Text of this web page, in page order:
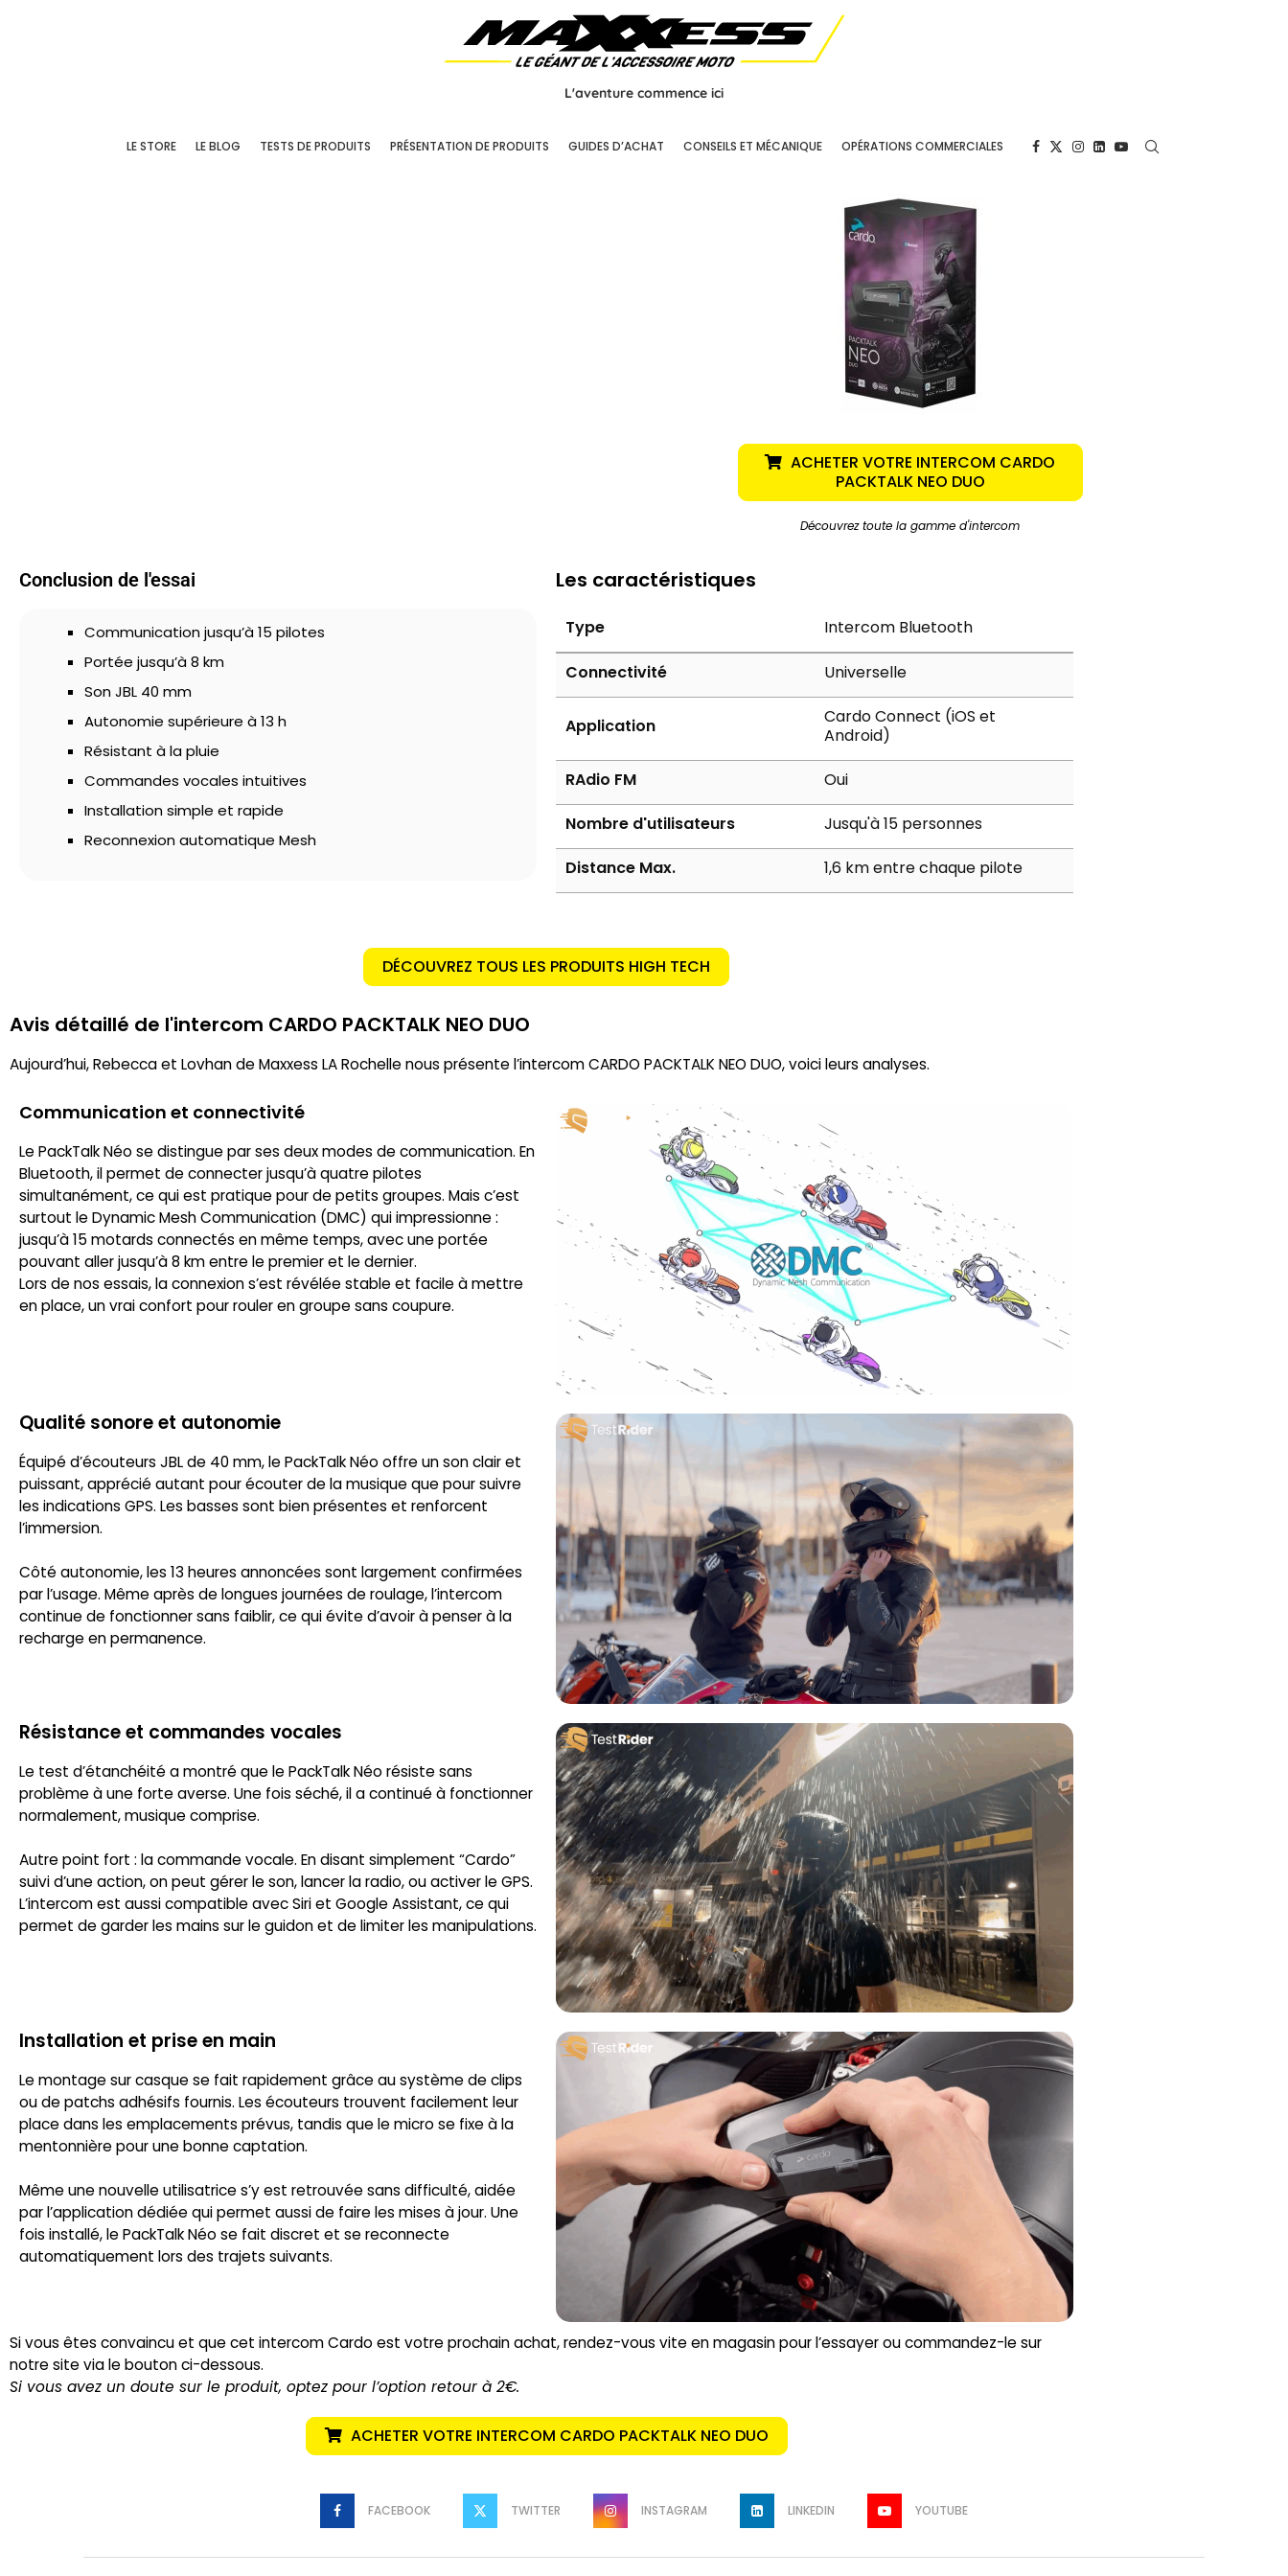
L'aventure commence ici
LE STORE LE BLOG TESTS DE PRODUITS PRÉSENTATION DE PRODUITS GUIDES D’ACHAT CONSEILS ET MÉCANIQUE OPÉRATIONS COMMERCIALES
ACHETER VOTRE INTERCOM CARDO
PACKTALK NEO DUO
Découvrez toute la gamme d'intercom
Conclusion de l'essai
Communication jusqu’à 15 pilotes
Portée jusqu’à 8 km
Son JBL 40 mm
Autonomie supérieure à 13 h
Résistant à la pluie
Commandes vocales intuitives
Installation simple et rapide
Reconnexion automatique Mesh
Les caractéristiques
Type Intercom Bluetooth
Connectivité Universelle
Application
Cardo Connect (iOS et
Android)
RAdio FM
Oui
Nombre d'utilisateurs
Jusqu'à 15 personnes
Distance Max.
1,6 km entre chaque pilote
DÉCOUVREZ TOUS LES PRODUITS HIGH TECH
Avis détaillé de l'intercom CARDO PACKTALK NEO DUO
Aujourd’hui, Rebecca et Lovhan de Maxxess LA Rochelle nous présente l’intercom CARDO PACKTALK NEO DUO, voici leurs analyses.
Communication et connectivité
Le PackTalk Néo se distingue par ses deux modes de communication. En
Bluetooth, il permet de connecter jusqu’à quatre pilotes
simultanément, ce qui est pratique pour de petits groupes. Mais c’est
surtout le Dynamic Mesh Communication (DMC) qui impressionne :
jusqu’à 15 motards connectés en même temps, avec une portée
pouvant aller jusqu’à 8 km entre le premier et le dernier.
Lors de nos essais, la connexion s’est révélée stable et facile à mettre
en place, un vrai confort pour rouler en groupe sans coupure.
Qualité sonore et autonomie
Équipé d’écouteurs JBL de 40 mm, le PackTalk Néo offre un son clair et
puissant, apprécié autant pour écouter de la musique que pour suivre
les indications GPS. Les basses sont bien présentes et renforcent
l’immersion.
Côté autonomie, les 13 heures annoncées sont largement confirmées
par l’usage. Même après de longues journées de roulage, l’intercom
continue de fonctionner sans faiblir, ce qui évite d’avoir à penser à la
recharge en permanence.
Résistance et commandes vocales
Le test d’étanchéité a montré que le PackTalk Néo résiste sans
problème à une forte averse. Une fois séché, il a continué à fonctionner
normalement, musique comprise.
Autre point fort : la commande vocale. En disant simplement “Cardo”
suivi d’une action, on peut gérer le son, lancer la radio, ou activer le GPS.
L’intercom est aussi compatible avec Siri et Google Assistant, ce qui
permet de garder les mains sur le guidon et de limiter les manipulations.
Installation et prise en main
Le montage sur casque se fait rapidement grâce au système de clips
ou de patchs adhésifs fournis. Les écouteurs trouvent facilement leur
place dans les emplacements prévus, tandis que le micro se fixe à la
mentonnière pour une bonne captation.
Même une nouvelle utilisatrice s’y est retrouvée sans difficulté, aidée
par l’application dédiée qui permet aussi de faire les mises à jour. Une
fois installé, le PackTalk Néo se fait discret et se reconnecte
automatiquement lors des trajets suivants.
Si vous êtes convaincu et que cet intercom Cardo est votre prochain achat, rendez-vous vite en magasin pour l’essayer ou commandez-le sur
notre site via le bouton ci-dessous.
Si vous avez un doute sur le produit, optez pour l’option retour à 2€.
ACHETER VOTRE INTERCOM CARDO PACKTALK NEO DUO
FACEBOOK TWITTER INSTAGRAM LINKEDIN YOUTUBE